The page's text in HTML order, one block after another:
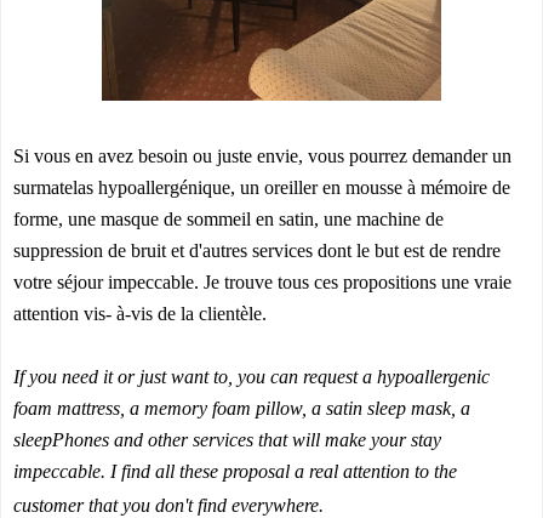
Si vous en avez besoin ou juste envie, vous pourrez demander un
surmatelas hypoallergénique, un oreiller en mousse à mémoire de
forme, une masque de sommeil en satin, une machine de
suppression de bruit et d'autres services dont le but est de rendre
votre séjour impeccable. Je trouve tous ces propositions une vraie
attention vis- à-vis de la clientèle.
If you need it or just want to, you can request a hypoallergenic
foam mattress, a memory foam pillow, a satin sleep mask, a
sleepPhones and other services that will make your stay
impeccable. I find all these proposal a real attention to the
customer that you don't find everywhere.